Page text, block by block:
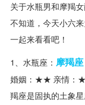
关于水瓶男和摩羯
不知道，今天小六
一起来看看吧！
1、水瓶座： 摩羯座
婚姻：★★ 亲情：
羯座是固执的土象